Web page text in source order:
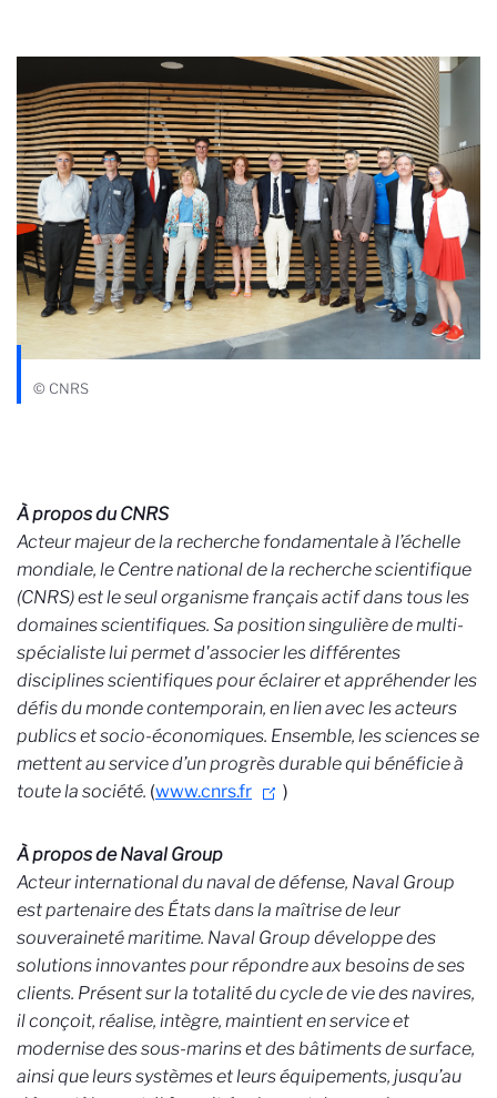
© CNRS
À propos du CNRS
Acteur majeur de la recherche fondamentale à l’échelle
mondiale, le Centre national de la recherche scientifique
(CNRS) est le seul organisme français actif dans tous les
domaines scientifiques. Sa position singulière de multi-
spécialiste lui permet d'associer les différentes
disciplines scientifiques pour éclairer et appréhender les
défis du monde contemporain, en lien avec les acteurs
publics et socio-économiques. Ensemble, les sciences se
mettent au service d’un progrès durable qui bénéficie à
toute la société. (www.cnrs.fr )
À propos de Naval Group
Acteur international du naval de défense, Naval Group
est partenaire des États dans la maîtrise de leur
souveraineté maritime. Naval Group développe des
solutions innovantes pour répondre aux besoins de ses
clients. Présent sur la totalité du cycle de vie des navires,
il conçoit, réalise, intègre, maintient en service et
modernise des sous-marins et des bâtiments de surface,
ainsi que leurs systèmes et leurs équipements, jusqu’au